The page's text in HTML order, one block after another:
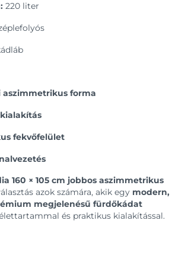
220 liter
aszimmetrikus forma
fekvőfelület
160 × 105 cm jobbos aszimmetrikus
azok számára, akik egy modern,
megjelenésű fürdőkádat
és praktikus kialakítással.